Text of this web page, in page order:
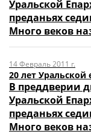
Уральской
преданьях
Много веков
14 Февраль 2011 г.
20 лет Уральской
В преддверии
Уральской
преданьях
Много веков